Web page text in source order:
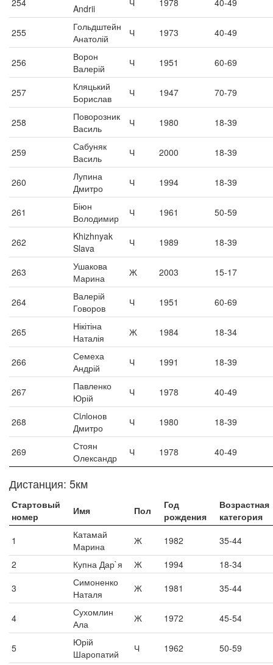
254
Andrii
Ч 1978 40-49
255
Гольдштейн
Анатолій
Ч 1973 40-49
256
Ворон
Валерій
Ч 1951 60-69
257
Кляцький
Борислав
Ч 1947 70-79
258
Поворозник
Василь
Ч 1980 18-39
259
Сабуняк
Василь
Ч 2000 18-39
260
Лупина
Дмитро
Ч 1994 18-39
261
Біюн
Володимир
Ч 1961 50-59
262
Khizhnyak
Slava
Ч 1989 18-39
263
Ушакова
Марина
Ж 2003 15-17
264
Валерій
Говоров
Ч 1951 60-69
265
Нікітіна
Наталія
Ж 1984 18-34
266
Семеха
Андрій
Ч 1991 18-39
267
Павленко
Юрій
Ч 1978 40-49
268
Сiлiонов
Дмитро
Ч 1980 18-39
269
Стоян
Олександр
Ч 1978 40-49
Дистанция: 5км
Стартовый
номер
Имя Пол
Год
рождения
Возрастная
категория
1
Катамай
Марина
Ж 1982
35-44
2
Купна Дар`я Ж 1994
18-34
3
Симоненко
Наталя
Ж 1981 35-44
4
Сухомлин
Ала
Ж 1972 45-54
5
Юрій
Шаропатий
Ч 1962 50-59